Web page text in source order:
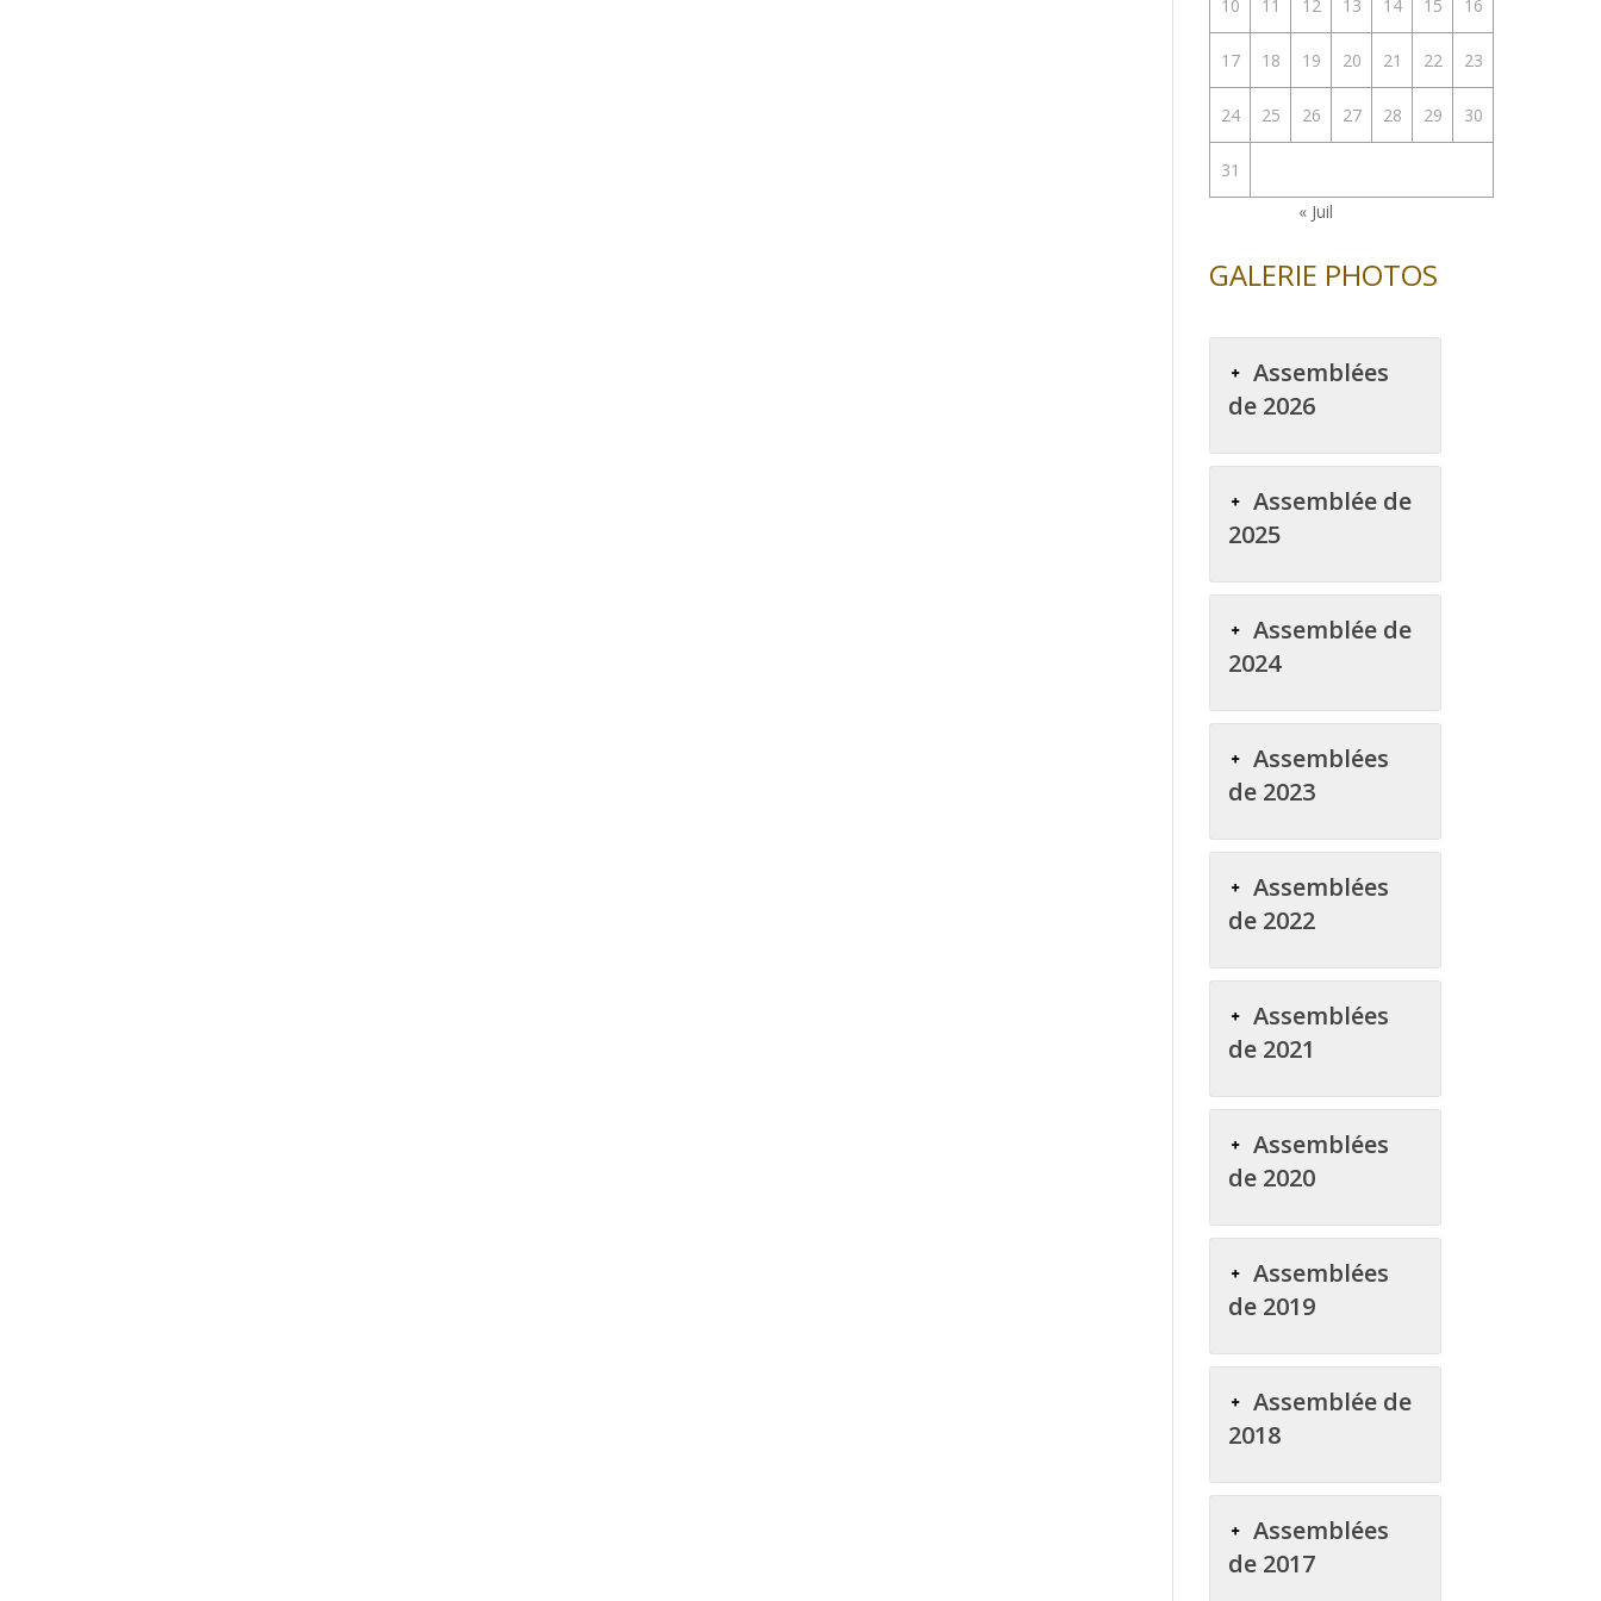
10 11 12 13 14 15 16
17 18 19 20 21 22 23
24 25 26 27 28 29 30
31
« Juil
GALERIE PHOTOS
Assemblées
de 2026
Assemblée de
2025
Assemblée de
2024
Assemblées
de 2023
Assemblées
de 2022
Assemblées
de 2021
Assemblées
de 2020
Assemblées
de 2019
Assemblée de
2018
Assemblées
de 2017